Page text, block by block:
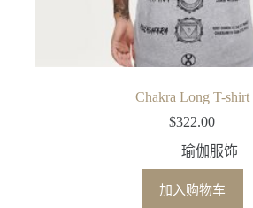
Chakra Long T-shirt
$322.00
瑜伽服饰
加入购物车